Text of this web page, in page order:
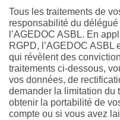
Tous les traitements de
responsabilité du
l’AGEDOC ASBL. En
RGPD, l’AGEDOC ASBL
qui révèlent des
traitements ci-dessous,
vos données, de
demander la limitation du
obtenir la portabilité de
compte ou si vous avez